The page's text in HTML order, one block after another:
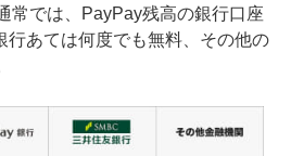
常では、PayPay残高の銀行口座
行あては何度でも無料、その他の